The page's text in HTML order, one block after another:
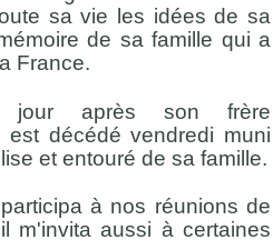
sa vie les idées de sa
de sa famille qui a
France.
après son frère
est décédé vendredi muni
et entouré de sa famille.
à nos réunions de
m'invita aussi à certaines